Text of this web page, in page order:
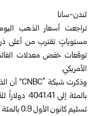
لندن-سانا
تراجعت أسعار الذهب
مستوياتٍ تقترب من أعلى
توقعات خفض معدلات
الأمريكي.
بالمئة
تسليم كانون الأول 0.9 بالمئة إلى 4041.30 دولاراً للأونصة.